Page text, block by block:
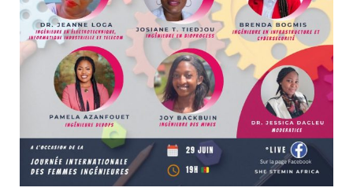
:
formation,
carrière,
équilibre
personnelle
professionnelle